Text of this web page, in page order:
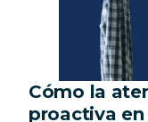
Categoría:
Cómo la
proactiva en